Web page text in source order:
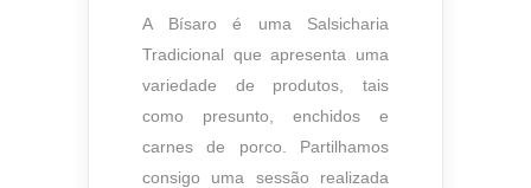
A Bísaro é uma Salsicharia
Tradicional que apresenta uma
variedade de produtos, tais
como presunto, enchidos e
carnes de porco. Partilhamos
consigo uma sessão realizada